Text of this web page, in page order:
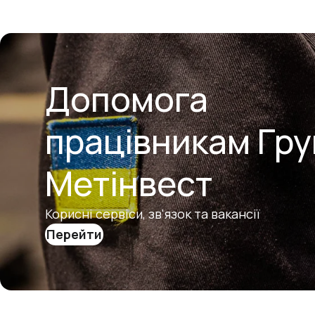
Допомога
працівникам
Метінвест
Корисні сервіси, зв'язок та вакансії
Перейти